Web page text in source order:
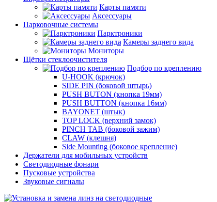
Карты памяти
Аксессуары
Парковочные системы
Парктроники
Камеры заднего вида
Мониторы
Щётки стеклоочистителя
Подбор по креплению
U-HOOK (крючок)
SIDE PIN (боковой штырь)
PUSH BUTON (кнопка 19мм)
PUSH BUTTON (кнопка 16мм)
BAYONET (штык)
TOP LOCK (верхний замок)
PINCH TAB (боковой зажим)
CLAW (клешня)
Side Mounting (боковое крепление)
Держатели для мобильных устройств
Светодиодные фонари
Пусковые устройства
Звуковые сигналы